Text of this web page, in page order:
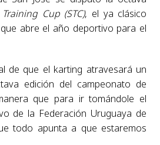
Cup (STC), el ya clásico
abre el año deportivo para el
de que el karting atravesará un
edición del campeonato de
que para ir tomándole el
de la Federación Uruguaya de
todo apunta a que estaremos